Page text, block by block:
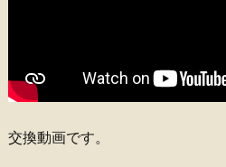
交換動画です。